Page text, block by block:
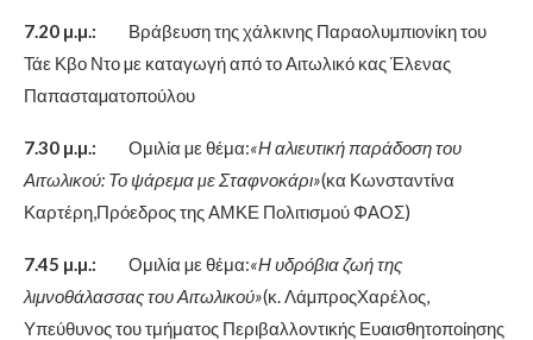
7.20 µ.µ.: Βράβευση της χάλκινης Παραολυµπιονίκη του
Τάε Κβο Ντο µε καταγωγή από το Αιτωλικό κας Έλενας
Παπασταµατοπούλου
7.30 µ.µ.: Ομιλία µε θέμα:«Η αλιευτική παράδοση του
Αιτωλικού: Το ψάρεμα µε Σταφνοκάρι»(κα Κωνσταντίνα
Καρτέρη,Πρόεδρος της ΑΜΚΕ Πολιτισμού ΦΑΟΣ)
7.45 µ.µ.: Ομιλία µε θέμα:«Η υδρόβια ζωή της
λιμνοθάλασσας του Αιτωλικού»(κ. ΛάµπροςΧαρέλος,
Υπεύθυνος του τμήματος Περιβαλλοντικής Ευαισθητοποίησης